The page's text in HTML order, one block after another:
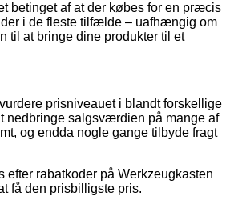
betinget af at der købes for en præcis
i de fleste tilfælde – uafhængig om
til at bringe dine produkter til et
prisniveauet i blandt forskellige
nedbringe salgsværdien på mange af
og endda nogle gange tilbyde fragt
rabatkoder på Werkzeugkasten
få den prisbilligste pris.